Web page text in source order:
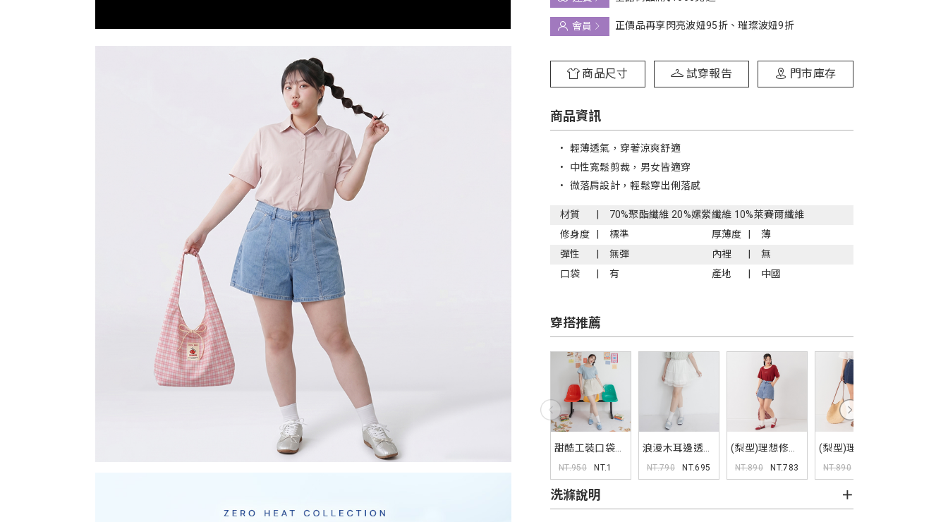
會員
正價品再享閃亮波妞95折、璀璨波妞9折
商品尺寸 試穿報告 門市庫存
商品資訊
• 輕薄透氣，穿著涼爽舒適
• 中性寬鬆剪裁，男女皆適穿
• 微落肩設計，輕鬆穿出俐落感
材質
70%聚酯纖維 20%嫘縈纖維 10%萊賽爾纖維
修身度
標準 厚薄度
薄
彈性
無彈 內裡
無
口袋
有 產地 中國
穿搭推薦
甜酷工裝口袋設
計A字短裙
NT.950 NT.1
浪漫木耳邊透紗
蛋糕短裙
NT.790 NT.695
(梨型)理想修身
A字牛仔短褲
NT.890 NT.783
(梨型)理想修身
A字牛仔短褲
NT.890
洗滌說明